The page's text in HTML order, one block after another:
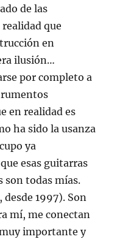
de las
que
en
ilusión…
por completo a
en realidad es
ha sido la usanza
ya
esas guitarras
son todas mías.
1997). Son
mí, me conectan
importante y